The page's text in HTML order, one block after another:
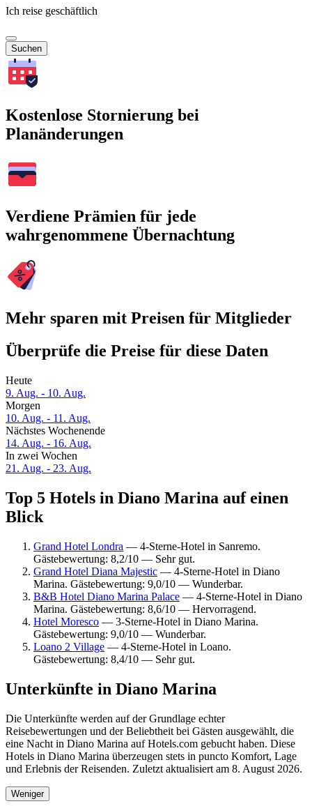
Ich reise geschäftlich
Suchen
Kostenlose Stornierung bei
Planänderungen
Verdiene Prämien für jede
wahrgenommene Übernachtung
Mehr sparen mit Preisen für Mitglieder
Überprüfe die Preise für diese Daten
Heute
9. Aug. - 10. Aug.
Morgen
10. Aug. - 11. Aug.
Nächstes Wochenende
14. Aug. - 16. Aug.
In zwei Wochen
21. Aug. - 23. Aug.
Top 5 Hotels in Diano Marina auf einen
Blick
Grand Hotel Londra — 4-Sterne-Hotel in Sanremo.
Gästebewertung: 8,2/10 — Sehr gut.
Grand Hotel Diana Majestic — 4-Sterne-Hotel in Diano
Marina. Gästebewertung: 9,0/10 — Wunderbar.
B&B Hotel Diano Marina Palace — 4-Sterne-Hotel in Diano
Marina. Gästebewertung: 8,6/10 — Hervorragend.
Hotel Moresco — 3-Sterne-Hotel in Diano Marina.
Gästebewertung: 9,0/10 — Wunderbar.
Loano 2 Village — 4-Sterne-Hotel in Loano.
Gästebewertung: 8,4/10 — Sehr gut.
Unterkünfte in Diano Marina
Die Unterkünfte werden auf der Grundlage echter
Reisebewertungen und der Beliebtheit bei Gästen ausgewählt, die
eine Nacht in Diano Marina auf Hotels.com gebucht haben. Diese
Hotels in Diano Marina überzeugen stets in puncto Komfort, Lage
und Erlebnis der Reisenden. Zuletzt aktualisiert am 8. August 2026.
Weniger